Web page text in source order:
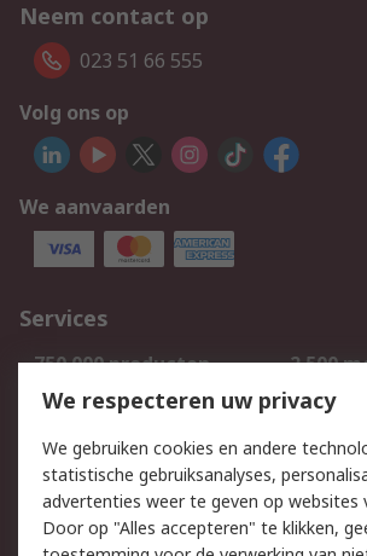
Neem contact op
023 51 66 555
Volg ons op
We aanvaarden
Services
750.000 producten
2.500
Bestellen
Track & Trace
Wettelijk
We respecteren uw privacy
We gebruiken cookies en andere
statistische gebruiksanalyses,
advertenties weer te geven op websites
Door op "Alles accepteren" te klikken,